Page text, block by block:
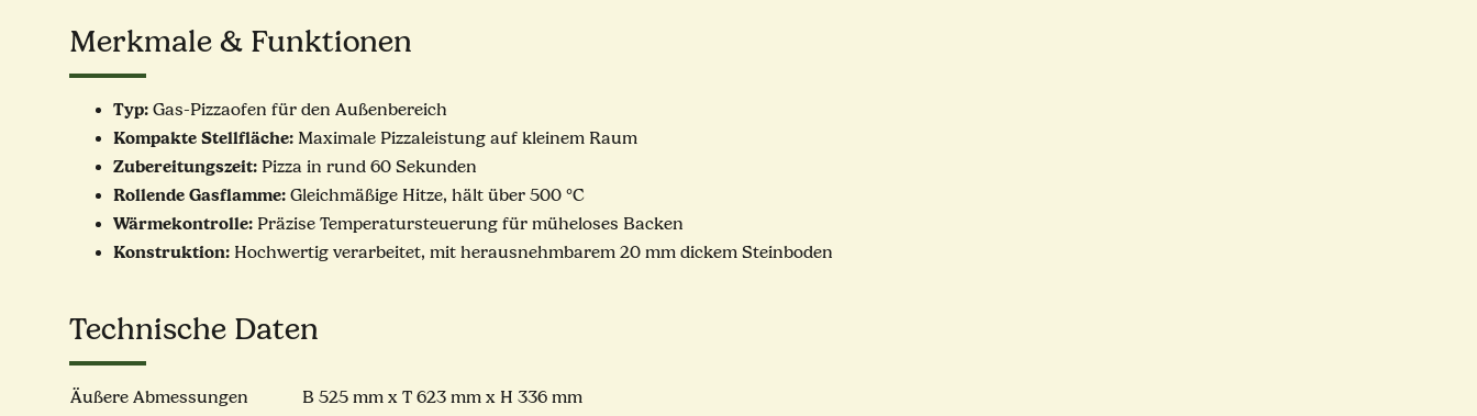
Merkmale & Funktionen
Typ: Gas-Pizzaofen für den Außenbereich
Kompakte Stellfläche: Maximale Pizzaleistung auf kleinem Raum
Zubereitungszeit: Pizza in rund 60 Sekunden
Rollende Gasflamme: Gleichmäßige Hitze, hält über 500 °C
Wärmekontrolle: Präzise Temperatursteuerung für müheloses Backen
Konstruktion: Hochwertig verarbeitet, mit herausnehmbarem 20 mm dickem Steinboden
Technische Daten
Äußere Abmessungen
B 525 mm x T 623 mm x H 336 mm